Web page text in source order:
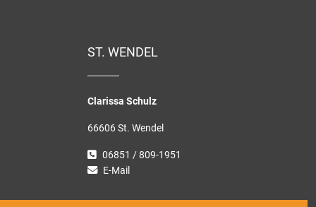
ST. WENDEL
Clarissa Schulz
66606 St. Wendel
06851 / 809-1951
E-Mail